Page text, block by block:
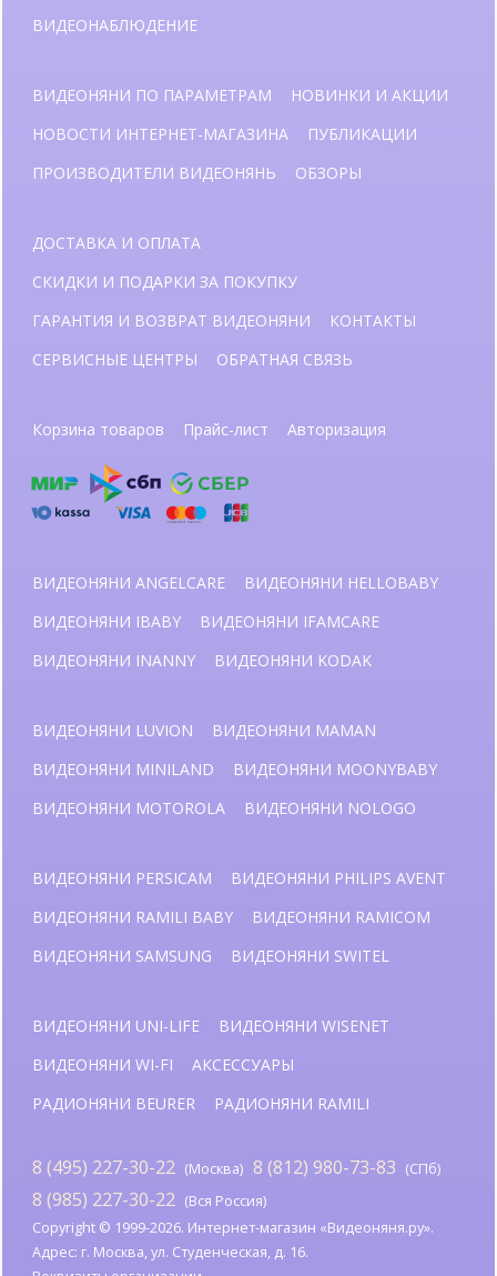
ВИДЕОНАБЛЮДЕНИЕ
ВИДЕОНЯНИ ПО ПАРАМЕТРАМ
НОВИНКИ И АКЦИИ
НОВОСТИ ИНТЕРНЕТ-МАГАЗИНА
ПУБЛИКАЦИИ
ПРОИЗВОДИТЕЛИ ВИДЕОНЯНЬ
ОБЗОРЫ
ДОСТАВКА И ОПЛАТА
СКИДКИ И ПОДАРКИ ЗА ПОКУПКУ
ГАРАНТИЯ И ВОЗВРАТ ВИДЕОНЯНИ
КОНТАКТЫ
СЕРВИСНЫЕ ЦЕНТРЫ
ОБРАТНАЯ СВЯЗЬ
Корзина товаров Прайс-лист Авторизация
ВИДЕОНЯНИ ANGELCARE
ВИДЕОНЯНИ HELLOBABY
ВИДЕОНЯНИ IBABY
ВИДЕОНЯНИ IFAMCARE
ВИДЕОНЯНИ INANNY
ВИДЕОНЯНИ KODAK
ВИДЕОНЯНИ LUVION
ВИДЕОНЯНИ MAMAN
ВИДЕОНЯНИ MINILAND
ВИДЕОНЯНИ MOONYBABY
ВИДЕОНЯНИ MOTOROLA
ВИДЕОНЯНИ NOLOGO
ВИДЕОНЯНИ PERSICAM
ВИДЕОНЯНИ PHILIPS AVENT
ВИДЕОНЯНИ RAMILI BABY
ВИДЕОНЯНИ RAMICOM
ВИДЕОНЯНИ SAMSUNG
ВИДЕОНЯНИ SWITEL
ВИДЕОНЯНИ UNI-LIFE
ВИДЕОНЯНИ WISENET
ВИДЕОНЯНИ WI-FI
АКСЕССУАРЫ
РАДИОНЯНИ BEURER
РАДИОНЯНИ RAMILI
8 (495) 227-30-22 (Москва) 8 (812) 980-73-83 (СПб)
8 (985) 227-30-22 (Вся Россия)
Copyright © 1999-2026. Интернет-магазин «Видеоняня.ру».
Адрес: г. Москва, ул. Студенческая, д. 16.